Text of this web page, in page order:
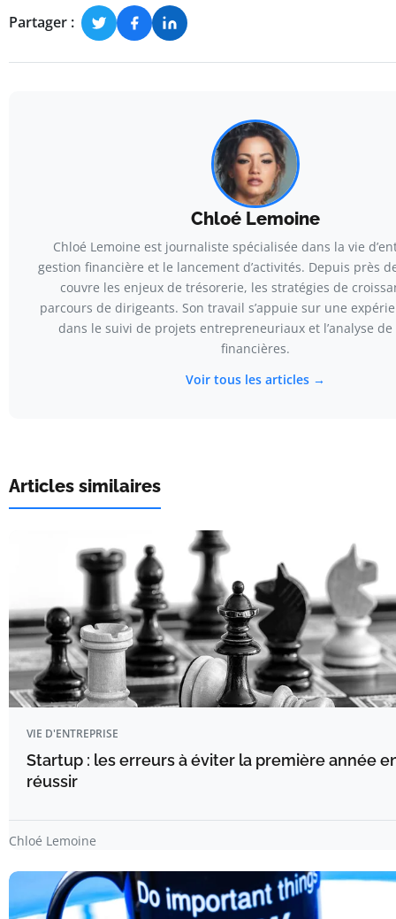
Partager :
Chloé Lemoine
Chloé Lemoine est journaliste spécialisée dans la vie
gestion financière et le lancement d’activités. Depuis près
couvre les enjeux de trésorerie, les stratégies de
parcours de dirigeants. Son travail s’appuie sur une
dans le suivi de projets entrepreneuriaux et l’analyse
financières.
Voir tous les articles →
Articles similaires
VIE D'ENTREPRISE
Startup : les erreurs à éviter la première année
réussir
Chloé Lemoine